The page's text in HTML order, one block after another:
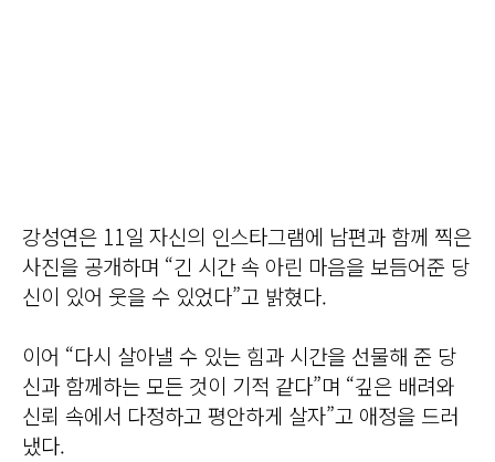
강성연은 11일 자신의 인스타그램에 남편과 함께 찍은
사진을 공개하며 “긴 시간 속 아린 마음을 보듬어준 당
신이 있어 웃을 수 있었다”고 밝혔다.
이어 “다시 살아낼 수 있는 힘과 시간을 선물해 준 당
신과 함께하는 모든 것이 기적 같다”며 “깊은 배려와
신뢰 속에서 다정하고 평안하게 살자”고 애정을 드러
냈다.